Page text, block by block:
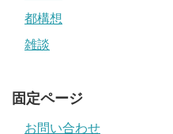
都構想
雑談
固定ページ
お問い合わせ